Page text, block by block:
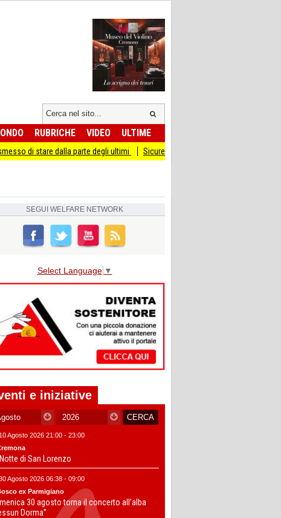
RUBRICHE VIDEO ULTIME
dalla parte degli ultimi Sicurezza I Giovani Democratici ribattono ai
SEGUI WELFARE NETWORK
Select Language ▼
e iniziative
10 Agosto 2026 21:00 - 23:00
di San Lorenzo
Agosto 2026 06:38 - 09:00
ex Parmigiano
30 agosto torna il concerto all’alba
Dorma”